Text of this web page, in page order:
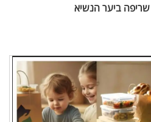
שריפה ביער הנשיא